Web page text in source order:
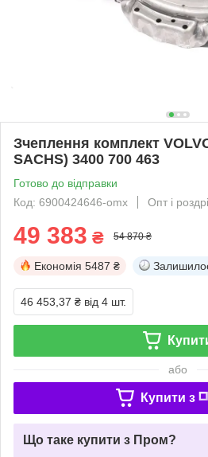
Зчеплення комплект
SACHS) 3400 700 463
Готово до відправки
Код: 6900424646-omx
Опт і
49 383 ₴ 54 870 ₴
Економія 5487 ₴
46 453,37 ₴ від 4 шт.
або
Купити з
Що таке купити з Пром?